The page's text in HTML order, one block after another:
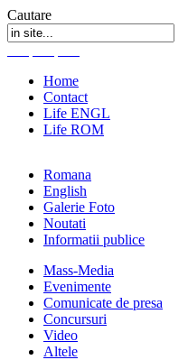
Cautare
Home
Contact
Life ENGL
Life ROM
Romana
English
Galerie Foto
Noutati
Informatii publice
Mass-Media
Evenimente
Comunicate de presa
Concursuri
Video
Altele